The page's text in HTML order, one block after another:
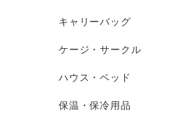
キャリーバッグ
ケージ・サークル
ハウス・ベッド
保温・保冷用品